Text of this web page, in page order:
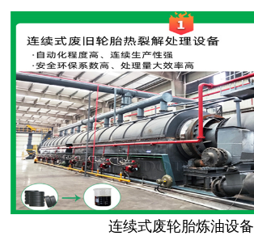
连续式废轮胎炼油设备